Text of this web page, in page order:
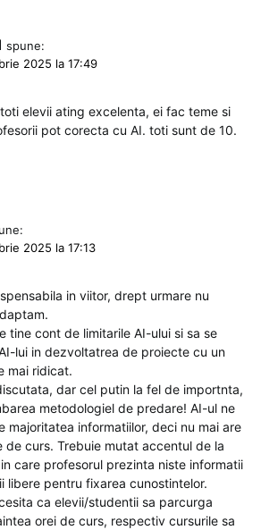
spune:
2025 la 17:49
elevii ating excelenta, ei fac teme si
pot corecta cu AI. toti sunt de 10.
2025 la 17:13
in viitor, drept urmare nu
tine cont de limitarile AI-ului si sa se
lui in dezvoltatrea de proiecte cu un
mai ridicat.
dar cel putin la fel de importnta,
metodologiel de predare! AI-ul ne
majoritatea informatiilor, deci nu mai are
de curs. Trebuie mutat accentul de la
care profesorul prezinta niste informatii
libere pentru fixarea cunostintelor.
ca elevii/studentii sa parcurga
orei de curs, respectiv cursurile sa